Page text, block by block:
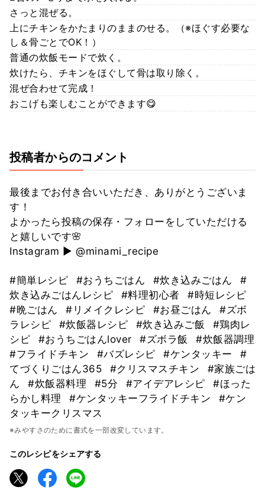
さっと混ぜる。
上にチキンをかたまりのままのせる。（※ほぐす必要な
し＆骨ごとでOK！）
普通の炊飯モードで炊く。
炊けたら、チキンをほぐして骨は取り除く。
混ぜ合わせて完成！
おこげも楽しむことができます😋
投稿者からのコメント
最後までお付き合いいただき、ありがとうございま
す！
よかったら投稿の保存・フォローをしていただける
と嬉しいです🌸
Instagram ▶️ @minami_recipe
#簡単レシピ #おうちごはん #炊き込みごはん
#
炊き込みごはんレシピ
#料理初心者
#時短レシピ
#晩ごはん
#リメイクレシピ #お昼ごはん
#ズボ
ラレシピ
#炊飯器レシピ #炊き込みご飯
#鶏肉レ
シピ
#おうちごはんlover #ズボラ飯
#炊飯器調理
#フライドチキン
#バズレシピ #ケンタッキー
#
てづくりごはん365
#クリスマスチキン
#家族ごは
ん
#炊飯器料理 #5分 #アイデアレシピ
#ほった
らかし料理
#ケンタッキーフライドチキン
#ケン
タッキークリスマス
※みやすさのために書式を一部改変しています。
このレシピをシェアする